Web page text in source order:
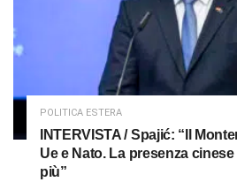
POLITICA ESTERA
INTERVISTA / Spajić: “Il
Ue e Nato. La presenza
più”